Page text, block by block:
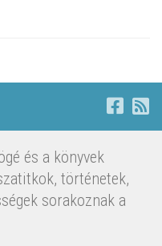
és a könyvek
történetek,
sorakoznak a